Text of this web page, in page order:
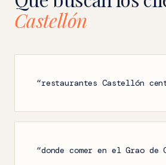
Castellón
“restaurantes Castellón
“donde comer en el Grao de